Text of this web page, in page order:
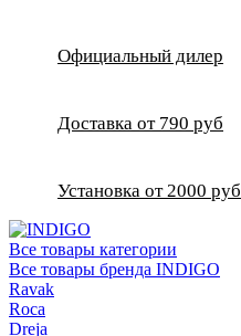
Официальный дилер
Доставка от 790 руб
Установка от 2000 руб
Все товары категории
Все товары бренда INDIGO
Ravak
Roca
Dreja